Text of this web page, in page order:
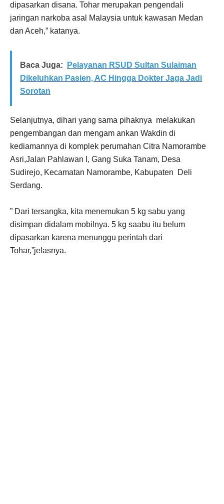
dipasarkan disana. Tohar merupakan pengendali
jaringan narkoba asal Malaysia untuk kawasan Medan
dan Aceh,” katanya.
Baca Juga:
Pelayanan RSUD Sultan Sulaiman
Dikeluhkan Pasien, AC Hingga Dokter Jaga Jadi
Sorotan
Selanjutnya, dihari yang sama pihaknya melakukan
pengembangan dan mengam ankan Wakdin di
kediamannya di komplek perumahan Citra Namorambe
Asri,Jalan Pahlawan I, Gang Suka Tanam, Desa
Sudirejo, Kecamatan Namorambe, Kabupaten Deli
Serdang.
” Dari tersangka, kita menemukan 5 kg sabu yang
disimpan didalam mobilnya. 5 kg saabu itu belum
dipasarkan karena menunggu perintah dari
Tohar,”jelasnya.